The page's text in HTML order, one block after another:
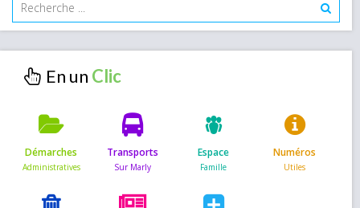
En un
Démarches Transports Espace Numéros